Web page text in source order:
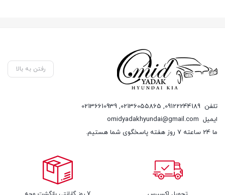
رفتن به بالا
تلفن 09122244189
,
02136055865
,
02136610939
ایمیل omidyadakhyundai@gmail.com
ما 24 ساعته 7 روز هفته پاسخگوی شما هستیم.